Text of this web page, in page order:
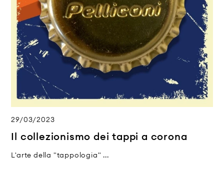
29/03/2023
Il collezionismo dei tappi a corona
L'arte della "tappologia" ...